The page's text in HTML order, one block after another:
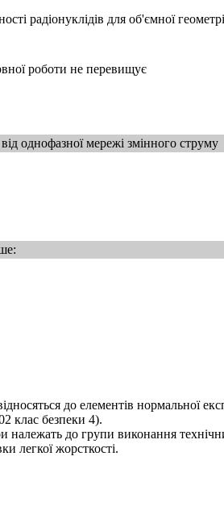
радіонуклідів для об'ємної
роботи не перевищує
однофазної мережі змінного струму
до елементів нормальної
клас безпеки 4).
до групи виконання
легкої жорсткості.